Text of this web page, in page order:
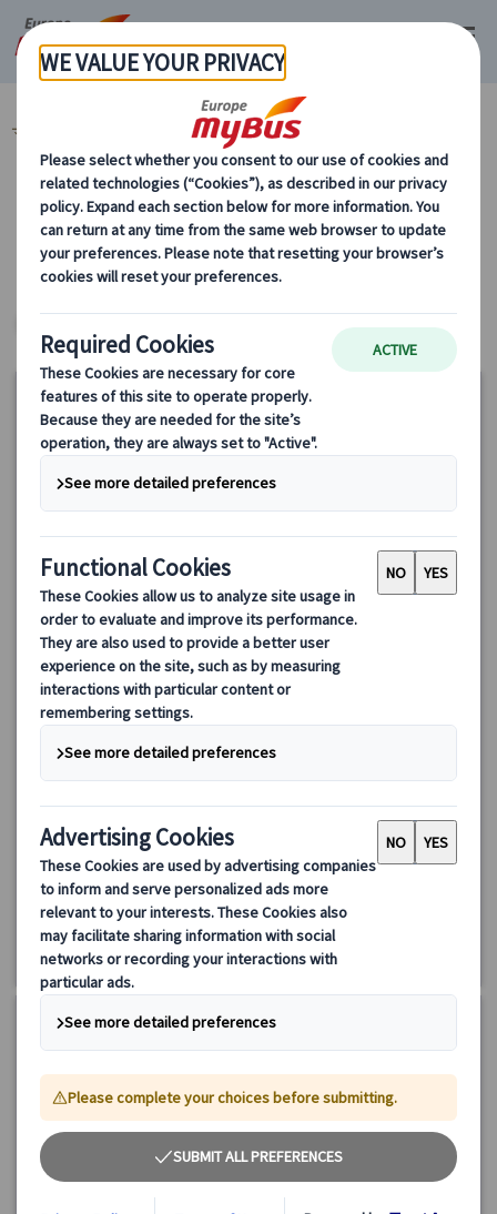
マイバス・ヨーロッパ スペイン (54) アンダルシア地方 (6)
カテゴリーから探す
【グラナダ発】アルハンブラ宮殿プライベートツアー｜日本語
ガイドと巡る世界遺産観光（午前・午後）
グラナダ必見の世界遺産アルハンブラ宮殿を日本語ガイド付きで
じっくり観光！プライベートツアーで専用車移動＆ホテル発着の
安心プラン。ナスル宮殿やヘネラリフェを余裕を持って見学し、
毎日(5/15・25、6/4・24、7/25、8/15、9/11・24、10/12、
11/2、12/6・7・8・24・25・26・31、1/1・2・6、2/28、3/25・
26・29、およびアルハンブラ宮殿閉館日を除く)
3時間